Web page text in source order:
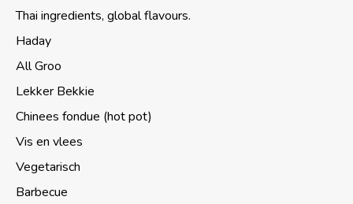
Thai ingredients, global flavours.
Haday
All Groo
Lekker Bekkie
Chinees fondue (hot pot)
Vis en vlees
Vegetarisch
Barbecue